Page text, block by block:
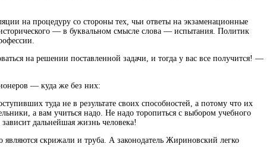
на процедуру со стороны тех, чьи ответы на экзаменационные
— в буквальном смысле слова — испытания. Политик
на решении поставленной задачи, и тогда у вас все получится! —
— куда же без них:
туда не в результате своих способностей, а потому что их
а вам учиться надо. Не надо торопиться с выбором учебного
дальнейшая жизнь человека!
скрижали и труба. А законодатель Жириновский легко